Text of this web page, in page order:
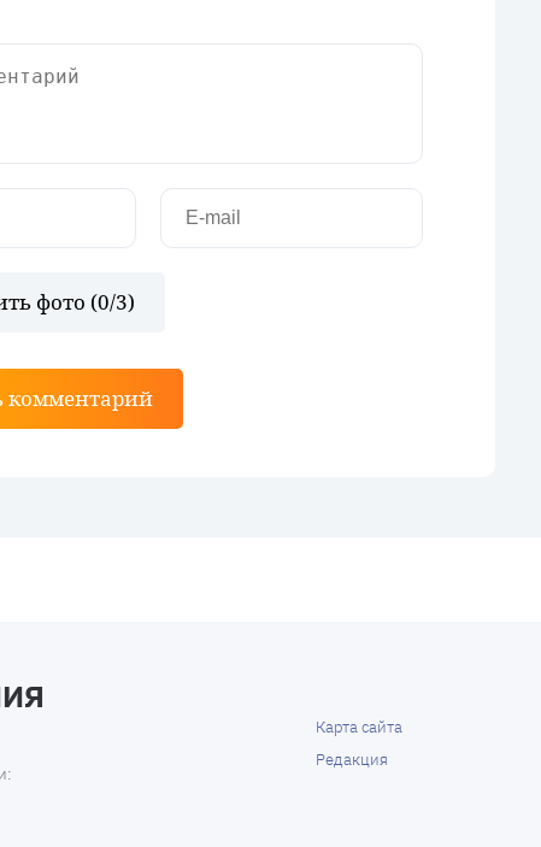
фото (0/3)
комментарий
Карта сайта
Редакция